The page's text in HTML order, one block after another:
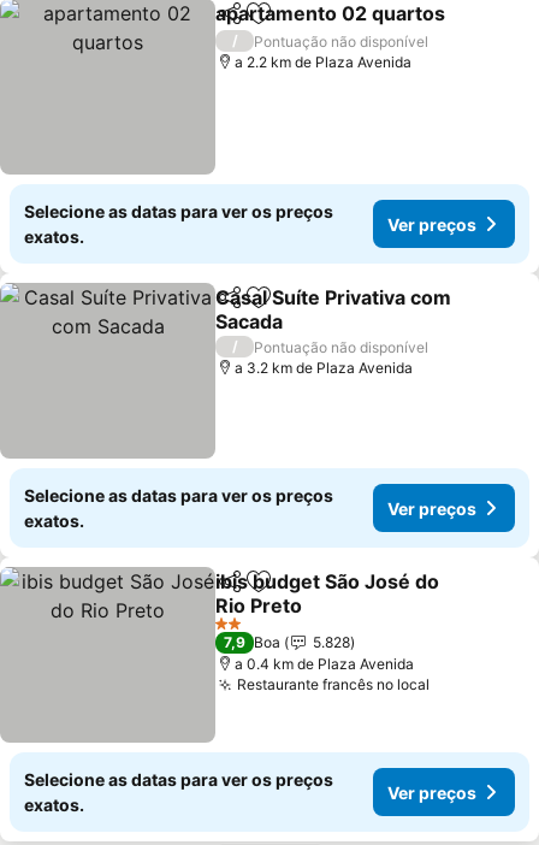
PartilharAdicionar aos favoritos
apartamento 02 quartos
/
Pontuação não disponível
a 2.2 km de Plaza Avenida
Selecione as datas para ver os preços
exatos.
Ver preços
PartilharAdicionar aos favoritos
Casal Suíte Privativa com
Sacada
/
Pontuação não disponível
a 3.2 km de Plaza Avenida
Selecione as datas para ver os preços
exatos.
Ver preços
PartilharAdicionar aos favoritos
ibis budget São José do
Rio Preto
2 Estrelas
7,9 Boa
5.828
a 0.4 km de Plaza Avenida
Restaurante francês no local
Selecione as datas para ver os preços
exatos.
Ver preços